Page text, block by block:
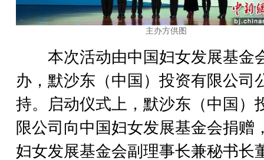
主办方供图
本次活动由中国妇女发展基金
办，默沙东（中国）投资有限公司
持。启动仪式上，默沙东（中国）
限公司向中国妇女发展基金会捐赠
妇女发展基金会副理事长兼秘书长